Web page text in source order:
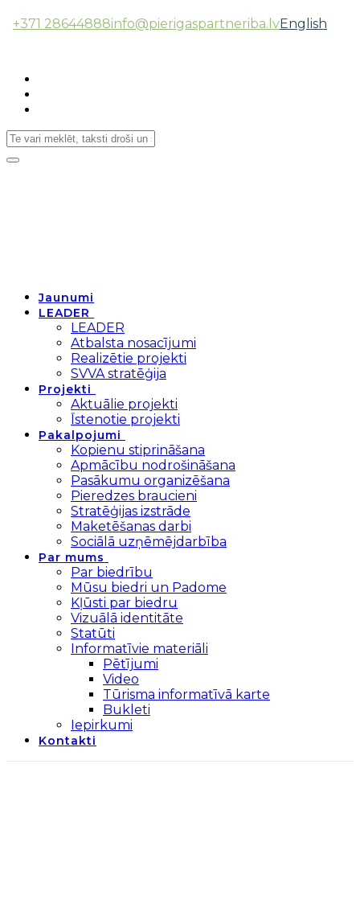
+371 28644888info@pierigaspartneriba.lvEnglish
Toggle
Jaunumi
LEADER
LEADER
Atbalsta nosacījumi
Realizētie projekti
SVVA stratēģija
Projekti
Aktuālie projekti
Īstenotie projekti
Pakalpojumi
Kopienu stiprināšana
Apmācību nodrošināšana
Pasākumu organizēšana
Pieredzes braucieni
Stratēģijas izstrāde
Maketēšanas darbi
Sociālā uzņēmējdarbība
Par mums
Par biedrību
Mūsu biedri un Padome
Kļūsti par biedru
Vizuālā identitāte
Statūti
Informatīvie materiāli
Pētījumi
Video
Tūrisma informatīvā karte
Bukleti
Iepirkumi
Kontakti